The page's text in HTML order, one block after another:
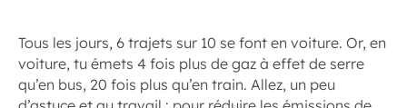
Tous les jours, 6 trajets sur 10 se font en voiture. Or, en
voiture, tu émets 4 fois plus de gaz à effet de serre
qu’en bus, 20 fois plus qu’en train. Allez, un peu